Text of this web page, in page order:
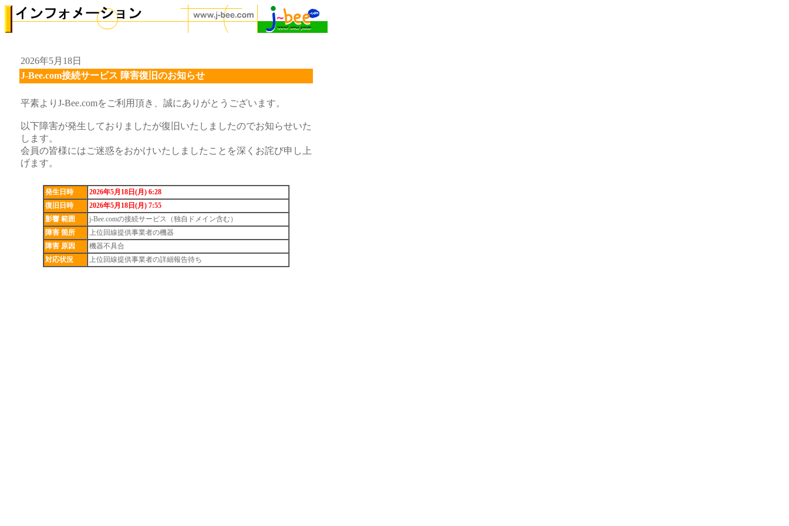
2026年5月18日
J-Bee.com接続サービス 障害復旧のお知らせ
平素よりJ-Bee.comをご利用頂き、誠にありがとうございます。
以下障害が発生しておりましたが復旧いたしましたのでお知らせいた
します。
会員の皆様にはご迷惑をおかけいたしましたことを深くお詫び申し上
げます。
発生日時
2026年5月18日(月) 6:28
復旧日時
2026年5月18日(月) 7:55
影響 範囲
j-Bee.comの接続サービス（独自ドメイン含む）
障害 箇所
上位回線提供事業者の機器
障害 原因
機器不具合
対応状況
上位回線提供事業者の詳細報告待ち